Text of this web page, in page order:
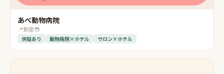
あべ動物病院
📍新座市
併設あり 動物病院×ホテル サロン×ホテル